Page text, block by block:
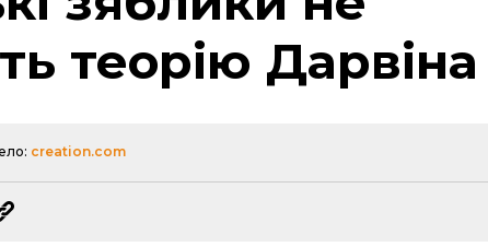
теорію Дарвіна
creation.com